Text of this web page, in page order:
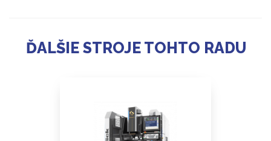
ĎALŠIE STROJE TOHTO RADU